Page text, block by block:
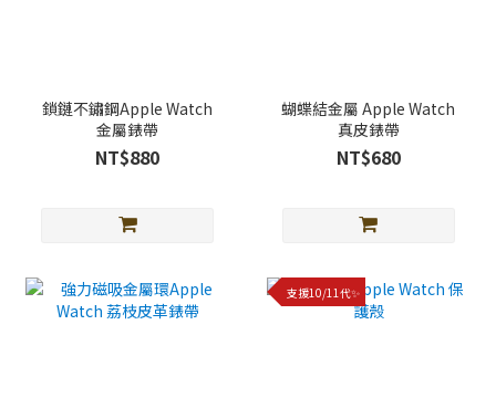
鎖鏈不鏽鋼Apple Watch
金屬錶帶
NT$880
蝴蝶結金屬 Apple Watch
真皮錶帶
NT$680
支援10/11代✨